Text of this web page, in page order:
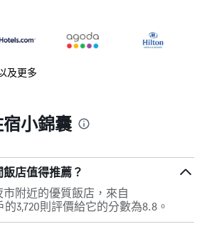
及更多
小錦囊
店值得推薦？
附近的優質飯店，來自
3,720則評價給它的分數為8.8。